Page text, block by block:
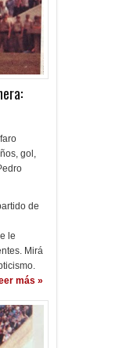
, gol ,
de
le
Mirá
más »